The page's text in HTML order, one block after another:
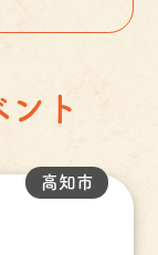
ト
高知市